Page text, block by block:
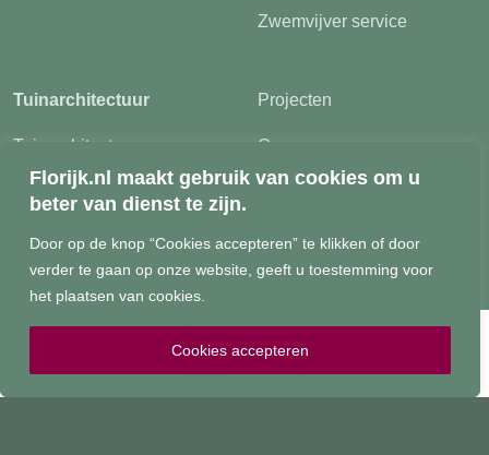
Florijk.nl maakt gebruik van cookies om u
beter van dienst te zijn.
Door op de knop “Cookies accepteren” te klikken of door
verder te gaan op onze website, geeft u toestemming voor
het plaatsen van cookies.
Cookies accepteren
Zwemvijver service
Tuinarchitectuur
Tuinarchitectuur
Tuinontwerp
Tuinaanleg
Projecten
Over ons
Contact
Vacatures